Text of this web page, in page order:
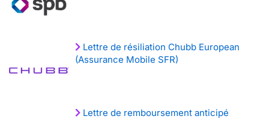
Lettre de résiliation Chubb European
(Assurance Mobile SFR)
Lettre de remboursement anticipé